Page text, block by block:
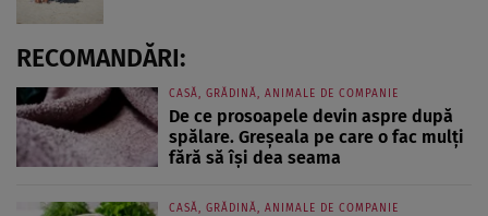
RECOMANDĂRI:
CASĂ, GRĂDINĂ, ANIMALE DE COMPANIE
De ce prosoapele devin aspre după
spălare. Greșeala pe care o fac mulți
fără să își dea seama
CASĂ, GRĂDINĂ, ANIMALE DE COMPANIE